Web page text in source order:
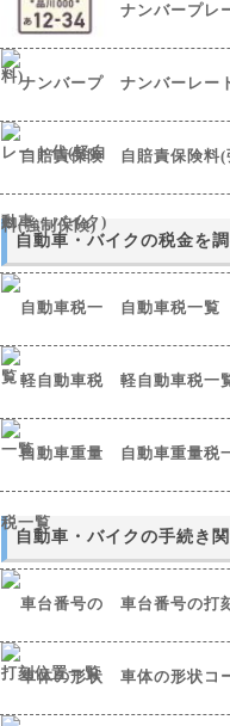
ナンバープレ
ナンバーレー
自賠責保険料
自動車・バイクの税金を
自動車税一覧
軽自動車税一
自動車重量税
自動車・バイクの手続き
車台番号の打
車体の形状コ